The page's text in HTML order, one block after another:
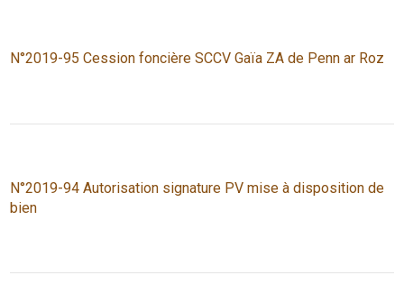
N°2019-95 Cession foncière SCCV Gaïa ZA de Penn ar Roz
N°2019-94 Autorisation signature PV mise à disposition de
bien